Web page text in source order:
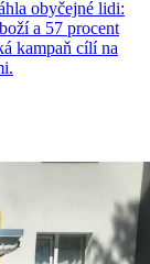
obyčejné lidi:
a 57 procent
kampaň cílí na